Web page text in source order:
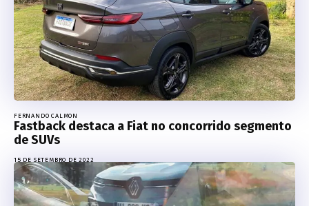
FERNANDO CALMON
Fastback destaca a Fiat no concorrido segmento
de SUVs
15 DE SETEMBRO DE 2022